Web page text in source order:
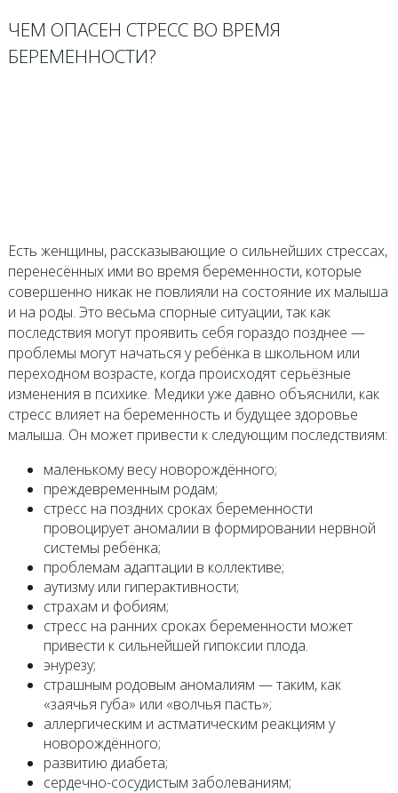
ЧЕМ ОПАСЕН СТРЕСС ВО ВРЕМЯ
БЕРЕМЕННОСТИ?
Есть женщины, рассказывающие о сильнейших стрессах,
перенесённых ими во время беременности, которые
совершенно никак не повлияли на состояние их малыша
и на роды. Это весьма спорные ситуации, так как
последствия могут проявить себя гораздо позднее —
проблемы могут начаться у ребёнка в школьном или
переходном возрасте, когда происходят серьёзные
изменения в психике. Медики уже давно объяснили, как
стресс влияет на беременность и будущее здоровье
малыша. Он может привести к следующим последствиям:
маленькому весу новорождённого;
преждевременным родам;
стресс на поздних сроках беременности
провоцирует аномалии в формировании нервной
системы ребёнка;
проблемам адаптации в коллективе;
аутизму или гиперактивности;
страхам и фобиям;
стресс на ранних сроках беременности может
привести к сильнейшей гипоксии плода.
энурезу;
страшным родовым аномалиям — таким, как
«заячья губа» или «волчья пасть»;
аллергическим и астматическим реакциям у
новорождённого;
развитию диабета;
сердечно-сосудистым заболеваниям;